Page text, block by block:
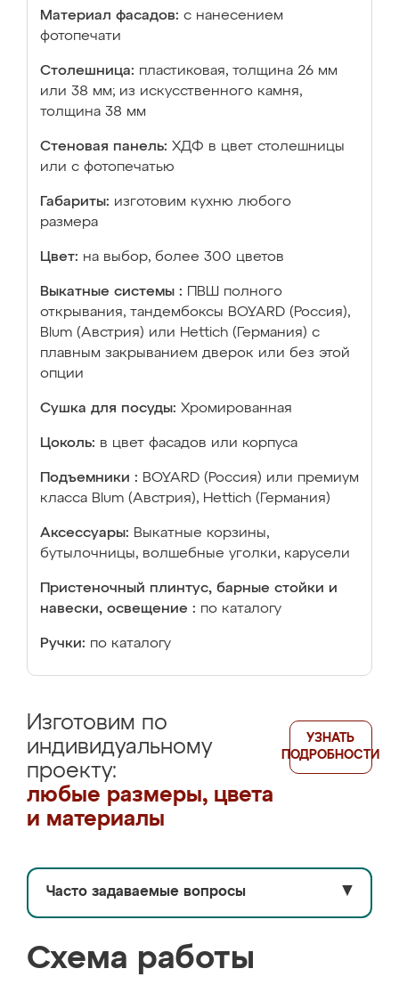
Материал фасадов: с нанесением
фотопечати
Столешница: пластиковая, толщина 26 мм
или 38 мм; из искусственного камня,
толщина 38 мм
Стеновая панель: ХДФ в цвет столешницы
или с фотопечатью
Габариты: изготовим кухню любого
размера
Цвет: на выбор, более 300 цветов
Выкатные системы :
ПВШ полного
открывания, тандембоксы BOYARD (Россия),
Blum (Австрия) или Hettich (Германия) с
плавным закрыванием дверок или без этой
опции
Сушка для посуды: Хромированная
Цоколь: в цвет фасадов или корпуса
Подъемники : BOYARD (Россия) или премиум
класса Blum (Австрия), Hettich (Германия)
Аксессуары: Выкатные корзины,
бутылочницы, волшебные уголки, карусели
Пристеночный плинтус, барные стойки и
навески, освещение : по каталогу
Ручки: по каталогу
Изготовим по
индивидуальному
проекту:
любые размеры, цвета
и материалы
УЗНАТЬ
ПОДРОБНОСТИ
Часто задаваемые вопросы ▼
Схема работы